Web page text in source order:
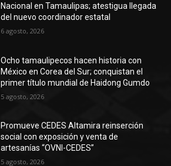
Nacional en Tamaulipas; atestigua llegada
del nuevo coordinador estatal
6 agosto, 2026
Ocho tamaulipecos hacen historia con
México en Corea del Sur; conquistan el
primer título mundial de Haidong Gumdo
5 agosto, 2026
Promueve CEDES Altamira reinserción
social con exposición y venta de
artesanías “OVNI-CEDES”
5 agosto, 2026